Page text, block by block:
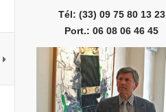
Tél: (33) 09 75 80 13 23
Port.: 06 08 06 46 45